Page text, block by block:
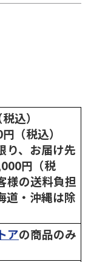
込）
（税込）
り、お届け先
円（税
様の送料負担
道・沖縄は除
アの商品のみ